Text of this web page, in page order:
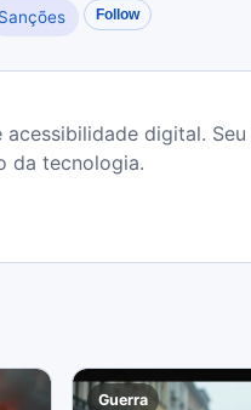
Sanções Follow
digital.
da tecnologia.
Guerra